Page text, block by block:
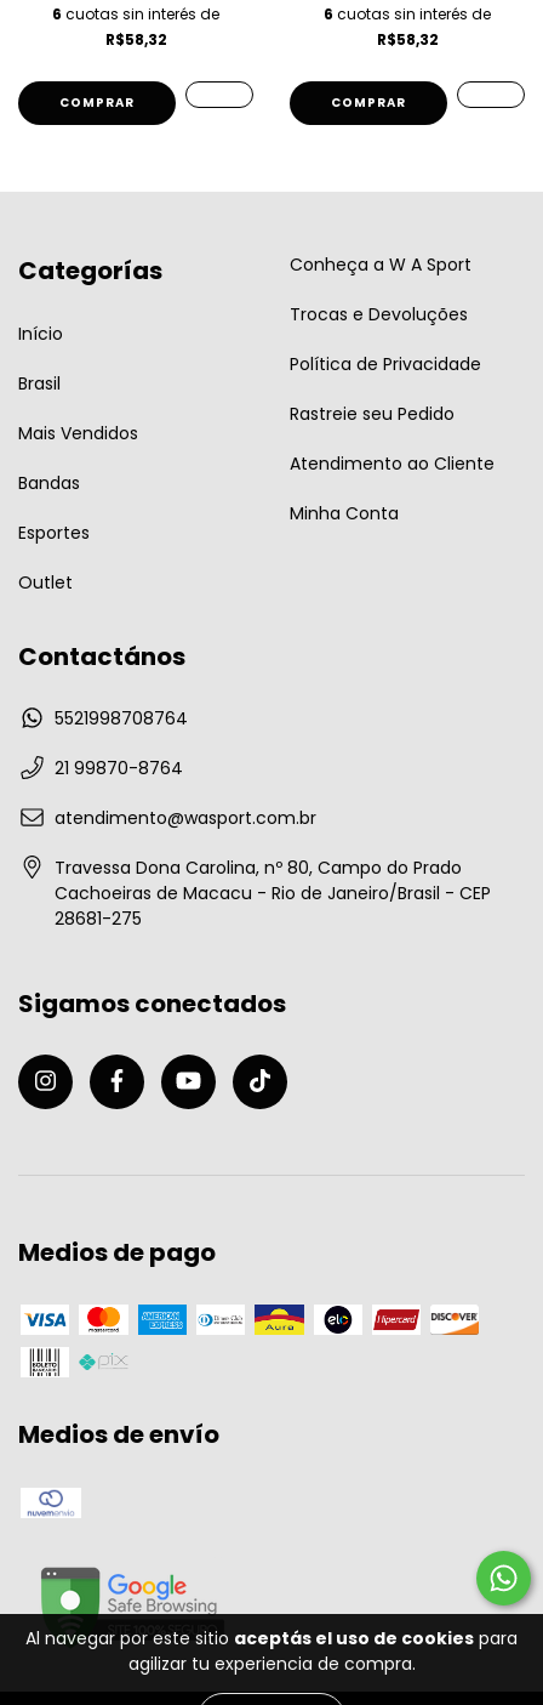
Al navegar por este sitio aceptás el uso de cookies para
agilizar tu experiencia de compra.
6 cuotas sin interés de
R$58,32
COMPRAR
6 cuotas sin interés de
R$58,32
COMPRAR
Categorías
Início
Brasil
Mais Vendidos
Bandas
Esportes
Outlet
Conheça a W A Sport
Trocas e Devoluções
Política de Privacidade
Rastreie seu Pedido
Atendimento ao Cliente
Minha Conta
Contactános
5521998708764
21 99870-8764
atendimento@wasport.com.br
Travessa Dona Carolina, nº 80, Campo do Prado
Cachoeiras de Macacu - Rio de Janeiro/Brasil - CEP
28681-275
Sigamos conectados
Medios de pago
Medios de envío